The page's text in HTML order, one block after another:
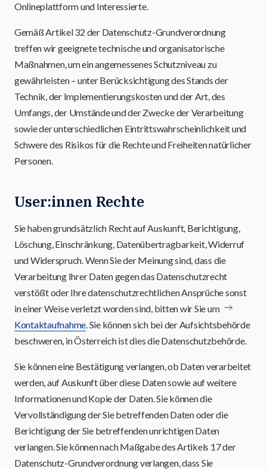
Onlineplattform und Interessierte.
Gemäß Artikel 32 der Datenschutz-Grundverordnung
treffen wir geeignete technische und organisatorische
Maßnahmen, um ein angemessenes Schutzniveau zu
gewährleisten – unter Berücksichtigung des Stands der
Technik, der Implementierungskosten und der Art, des
Umfangs, der Umstände und der Zwecke der Verarbeitung
sowie der unterschiedlichen Eintrittswahrscheinlichkeit und
Schwere des Risikos für die Rechte und Freiheiten natürlicher
Personen.
User:innen Rechte
Sie haben grundsätzlich Recht auf Auskunft, Berichtigung,
Löschung, Einschränkung, Datenübertragbarkeit, Widerruf
und Widerspruch. Wenn Sie der Meinung sind, dass die
Verarbeitung Ihrer Daten gegen das Datenschutzrecht
verstößt oder Ihre datenschutzrechtlichen Ansprüche sonst
in einer Weise verletzt worden sind, bitten wir Sie um
Kontaktaufnahme. Sie können sich bei der Aufsichtsbehörde
beschweren, in Österreich ist dies die Datenschutzbehörde.
Sie können eine Bestätigung verlangen, ob Daten verarbeitet
werden, auf Auskunft über diese Daten sowie auf weitere
Informationen und Kopie der Daten. Sie können die
Vervollständigung der Sie betreffenden Daten oder die
Berichtigung der Sie betreffenden unrichtigen Daten
verlangen. Sie können nach Maßgabe des Artikels 17 der
Datenschutz-Grundverordnung verlangen, dass Sie